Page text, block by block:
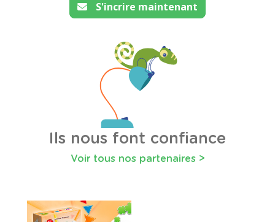
S'incrire maintenant
Ils nous font confiance
Voir tous nos partenaires >